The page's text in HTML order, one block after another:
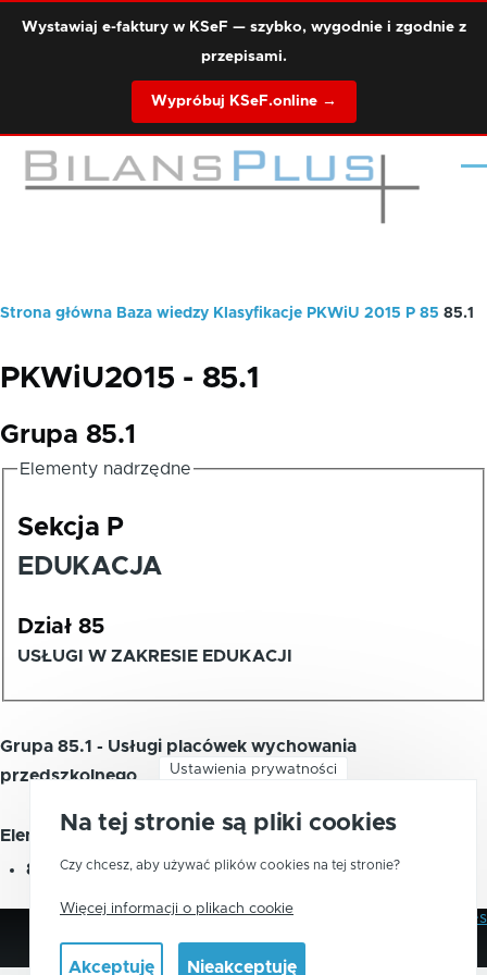
Wystawiaj e-faktury w KSeF — szybko, wygodnie i zgodnie z
przepisami.
Wypróbuj KSeF.online →
Ścieżka
nawigacyjna
Strona główna Baza wiedzy Klasyfikacje PKWiU 2015 P 85 85.1
PKWiU2015 - 85.1
Grupa 85.1
Elementy nadrzędne
Sekcja P
EDUKACJA
Dział 85
USŁUGI W ZAKRESIE EDUKACJI
Grupa 85.1 - Usługi placówek wychowania
przedszkolnego
Element zawiera:
85.10-Usługi placówek wychowania przedszkolnego
Polityka Prywatności Pliki Cookies
Ustawienia prywatności
Na tej stronie są pliki cookies
Czy chcesz, aby używać plików cookies na tej stronie?
Więcej informacji o plikach cookie
Akceptuję Nieakceptuję